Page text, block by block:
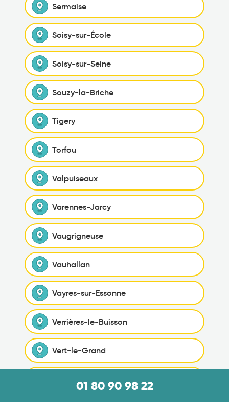
Sermaise
Soisy-sur-École
Soisy-sur-Seine
Souzy-la-Briche
Tigery
Torfou
Valpuiseaux
Varennes-Jarcy
Vaugrigneuse
Vauhallan
Vayres-sur-Essonne
Verrières-le-Buisson
Vert-le-Grand
01 80 90 98 22